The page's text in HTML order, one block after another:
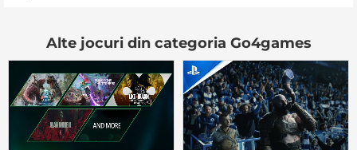
Alte jocuri din categoria Go4games